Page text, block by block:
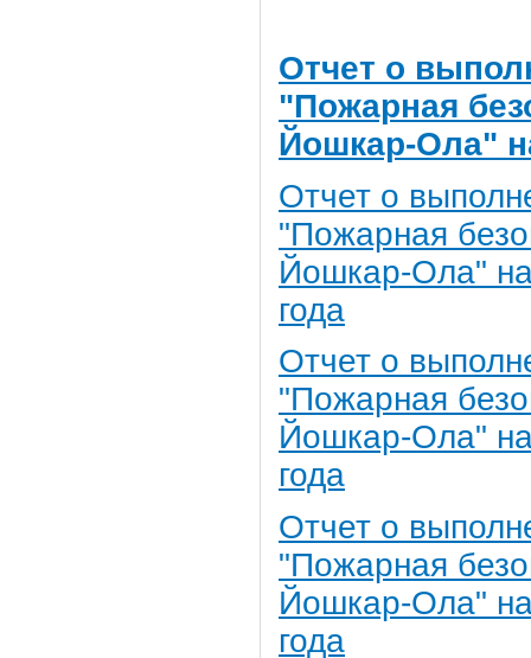
Отчет о
"Пожарная
Йошкар-Ола"
Отчет о
"Пожарная
Йошкар-Ола"
года
Отчет о
"Пожарная
Йошкар-Ола"
года
Отчет о
"Пожарная
Йошкар-Ола"
года